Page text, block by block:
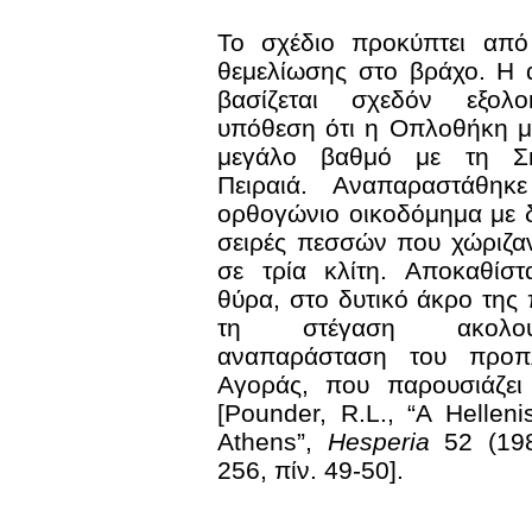
Το σχέδιο προκύπτει
θεμελίωσης στο βράχο. Η
βασίζεται σχεδόν
υπόθεση ότι η Οπλοθήκη
μεγάλο βαθμό με τη
Πειραιά.
ορθογώνιο οικοδόμημα με
σειρές πεσσών που
σε τρία κλίτη.
θύρα, στο δυτικό άκρο
τη στέγαση
αναπαράσταση του
Αγοράς, που παρουσιάζει
[Pounder, R.L., “A
Athens”, Hesperia 52
256, πίν. 49-50].